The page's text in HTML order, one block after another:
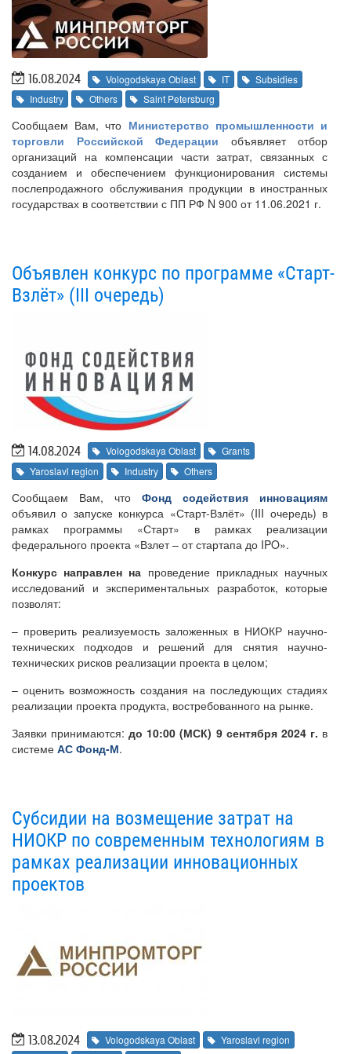
16.08.2024 Vologodskaya Oblast IT
Subsidies
Industry
Others Saint Petersburg
Сообщаем Вам, что Министерство промышленности и
торговли Российской Федерации объявляет отбор
организаций на компенсации части затрат, связанных с
созданием и обеспечением функционирования системы
послепродажного обслуживания продукции в иностранных
государствах в соответствии с ПП РФ N 900 от 11.06.2021 г.
Объявлен конкурс по программе «Старт-
Взлёт» (III очередь)
14.08.2024 Vologodskaya Oblast
Grants
Yaroslavl region
Industry Others
Сообщаем Вам, что Фонд содействия инновациям
объявил о запуске конкурса «Старт-Взлёт» (III очередь) в
рамках программы «Старт» в рамках реализации
федерального проекта «Взлет – от стартапа до IPO».
Конкурс направлен на проведение прикладных научных
исследований и экспериментальных разработок, которые
позволят:
– проверить реализуемость заложенных в НИОКР научно-
технических подходов и решений для снятия научно-
технических рисков реализации проекта в целом;
– оценить возможность создания на последующих стадиях
реализации проекта продукта, востребованного на рынке.
Заявки принимаются:до 10:00 (МСК) 9 сентября 2024 г. в
системе АС Фонд-М.
Субсидии на возмещение затрат на
НИОКР по современным технологиям в
рамках реализации инновационных
проектов
13.08.2024 Vologodskaya Oblast
Yaroslavl region